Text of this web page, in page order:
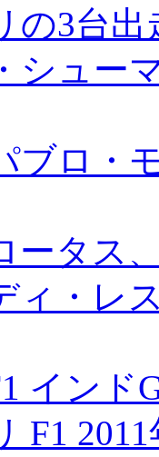
の3台
シュー
ブロ・
ータス
ィ・レ
イン
F1